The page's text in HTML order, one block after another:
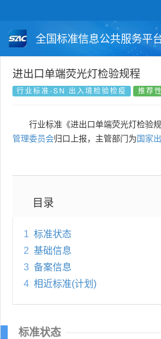
全国标准信息公共服务平
国家标准 行业标准
国外标准 技术委员会
进出口单端荧光灯检验规程
行业标准-SN 出入境检验检疫 推荐性
行业标准《进出口单端荧光灯检验
管理委员会归口上报，主管部门为国家
目录
1 标准状态
2 基础信息
3 备案信息
4 相近标准(计划)
标准状态